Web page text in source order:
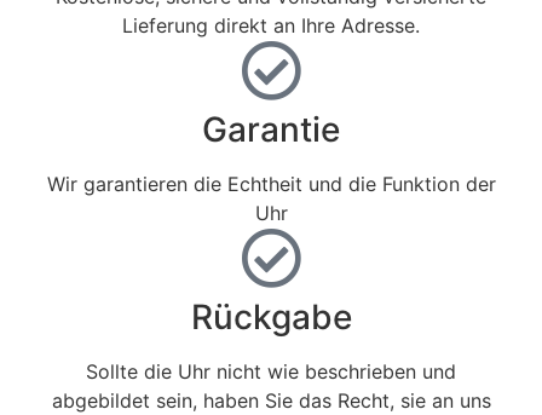
Lieferung direkt an Ihre Adresse.
Garantie
Wir garantieren die Echtheit und die Funktion der
Uhr
Rückgabe
Sollte die Uhr nicht wie beschrieben und
abgebildet sein, haben Sie das Recht, sie an uns